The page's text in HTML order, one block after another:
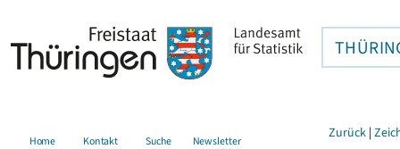
Home Kontakt Suche Newsletter Zurück |